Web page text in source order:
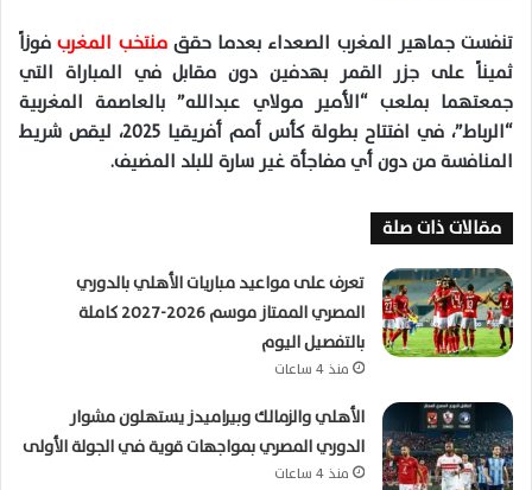
تنفست جماهير المغرب الصعداء بعدما حققمنتخب المغربفوزاً
ثميناً على جزر القمر بهدفين دون مقابل في المباراة التي
جمعتهما بملعب “الأمير مولاي عبدالله” بالعاصمة المغربية
“الرباط”، في افتتاح بطولة كأس أمم أفريقيا 2025، ليقص شريط
المنافسة من دون أي مفاجأة غير سارة للبلد المضيف.
مقالات ذات صلة
تعرف على مواعيد مباريات الأهلي بالدوري
المصري الممتاز موسم 2026-2027 كاملة
بالتفصيل اليوم
منذ 4 ساعات
الأهلي والزمالك وبيراميدز يستهلون مشوار
الدوري المصري بمواجهات قوية في الجولة الأولى
منذ 4 ساعات